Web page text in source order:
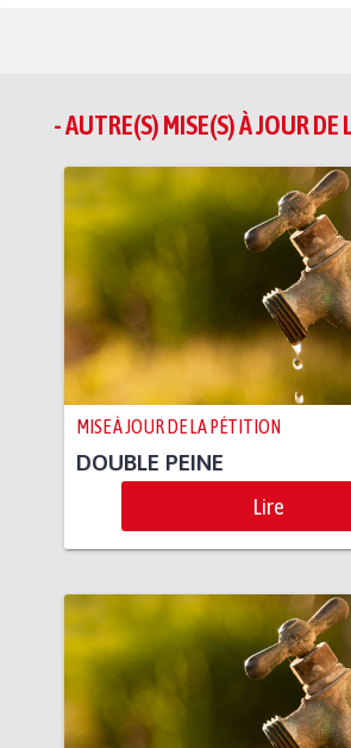
- AUTRE(S) MISE(S) À JOUR
MISE À JOUR DE LA PÉTITION
DOUBLE PEINE
Lire